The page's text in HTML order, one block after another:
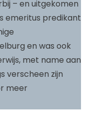
– en uitgekomen
emeritus predikant
en was ook
met name aan
verscheen zijn
meer